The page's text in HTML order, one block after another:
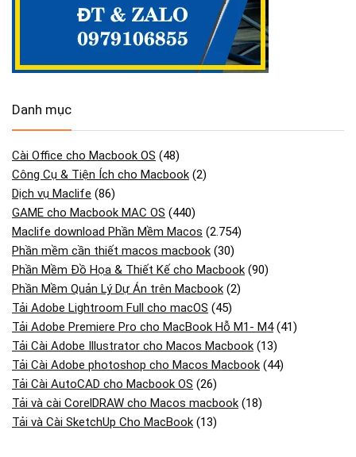
Danh mục
Cài Office cho Macbook OS (48)
Công Cụ & Tiện Ích cho Macbook (2)
Dịch vụ Maclife (86)
GAME cho Macbook MAC OS (440)
Maclife download Phần Mềm Macos (2.754)
Phần mềm cần thiết macos macbook (30)
Phần Mềm Đồ Họa & Thiết Kế cho Macbook (90)
Phần Mềm Quản Lý Dự Án trên Macbook (2)
Tải Adobe Lightroom Full cho macOS (45)
Tải Adobe Premiere Pro cho MacBook Hỗ M1- M4(41)
Tải Cài Adobe Illustrator cho Macos Macbook (13)
Tải Cài Adobe photoshop cho Macos Macbook (44)
Tải Cài AutoCAD cho Macbook OS (26)
Tải và cài CorelDRAW cho Macos macbook (18)
Tải và Cài SketchUp Cho MacBook (13)